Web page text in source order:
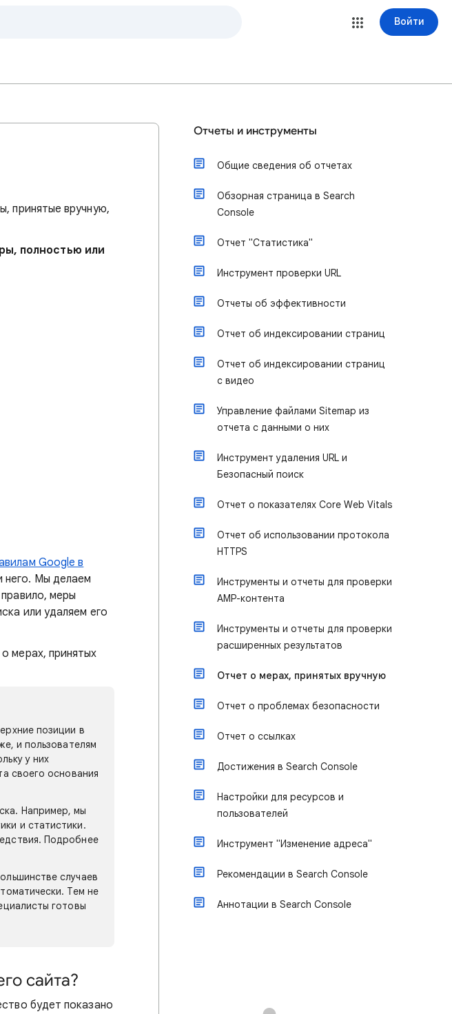
Войти
принятые вручную,
полностью или
Google в
него. Мы делаем
меры
или удаляем его
мерах, принятых
позиции в
и пользователям
у них
своего основания
Например, мы
и статистики.
Подробнее
случаев
Тем не
готовы
сайта?
будет показано
Отчеты и инструменты
Общие сведения об отчетах
Обзорная страница в Search
Console
Отчет "Статистика"
Инструмент проверки URL
Отчеты об эффективности
Отчет об индексировании страниц
Отчет об индексировании страниц
с видео
Управление файлами Sitemap из
отчета с данными о них
Инструмент удаления URL и
Безопасный поиск
Отчет о показателях Core Web Vitals
Отчет об использовании протокола
HTTPS
Инструменты и отчеты для проверки
AMP-контента
Инструменты и отчеты для проверки
расширенных результатов
Отчет о мерах, принятых вручную
Отчет о проблемах безопасности
Отчет о ссылках
Достижения в Search Console
Настройки для ресурсов и
пользователей
Инструмент "Изменение адреса"
Рекомендации в Search Console
Аннотации в Search Console